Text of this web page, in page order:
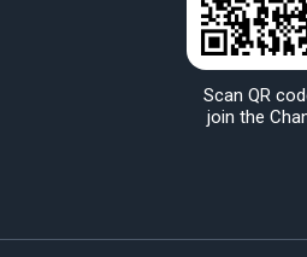
Scan QR
join the